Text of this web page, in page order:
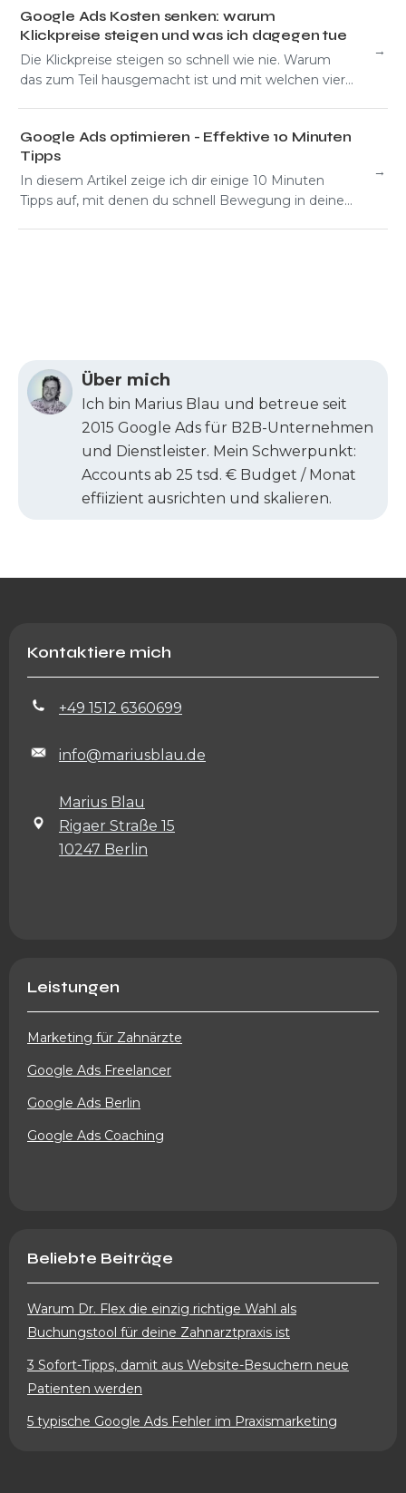
Google Ads Kosten senken: warum
Klickpreise steigen und was ich dagegen tue
Die Klickpreise steigen so schnell wie nie. Warum
das zum Teil hausgemacht ist und mit welchen vier
→
Google Ads optimieren - Effektive 10 Minuten
Tipps
In diesem Artikel zeige ich dir einige 10 Minuten
Tipps auf, mit denen du schnell Bewegung in deine
→
Über mich
Ich bin Marius Blau und betreue seit
2015 Google Ads für B2B-Unternehmen
und Dienstleister. Mein Schwerpunkt:
Accounts ab 25 tsd. € Budget / Monat
effiizient ausrichten und skalieren.
Kontaktiere mich
+49 1512 6360699
info@mariusblau.de
Marius Blau
Rigaer Straße 15
10247 Berlin
Leistungen
Marketing für Zahnärzte
Google Ads Freelancer
Google Ads Berlin
Google Ads Coaching
Beliebte Beiträge
Warum Dr. Flex die einzig richtige Wahl als
Buchungstool für deine Zahnarztpraxis ist
3 Sofort-Tipps, damit aus Website-Besuchern neue
Patienten werden
5 typische Google Ads Fehler im Praxismarketing